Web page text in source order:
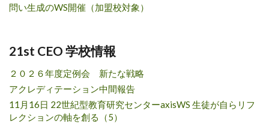
問い生成のWS開催（加盟校対象）
21st CEO 学校情報
２０２６年度定例会 新たな戦略
アクレディテーション中間報告
11月16日 22世紀型教育研究センターaxisWS 生徒が自らリフ
レクションの軸を創る（5）